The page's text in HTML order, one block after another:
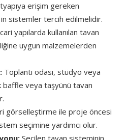
erişim gereken
sistemler tercih edilmelidir.
yapılarda kullanılan tavan
uygun malzemelerden
Toplantı odası, stüdyo veya
baffle veya taşyünü tavan
görselleştirme ile proje öncesi
seçimine yardımcı olur.
Seçilen tavan sisteminin